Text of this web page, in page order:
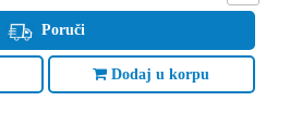
Poruči
Dodaj u korpu